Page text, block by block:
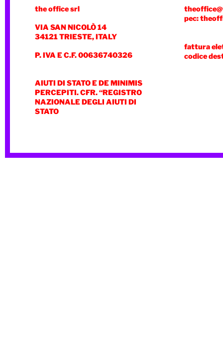
the office srl
VIA SAN NICOLÒ 14
34121 TRIESTE, ITALY
P. IVA E C.F. 00636740326
AIUTI DI STATO E DE MINIMIS
PERCEPITI. CFR. “REGISTRO
NAZIONALE DEGLI AIUTI DI
STATO
pec:
fattura
codice